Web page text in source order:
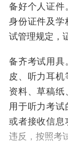
备好个人证件
身份证件及学
试管理规定，
备齐考试用具
皮、听力耳机
资料、草稿纸
用于听力考
或者接收信息
违反，按照考